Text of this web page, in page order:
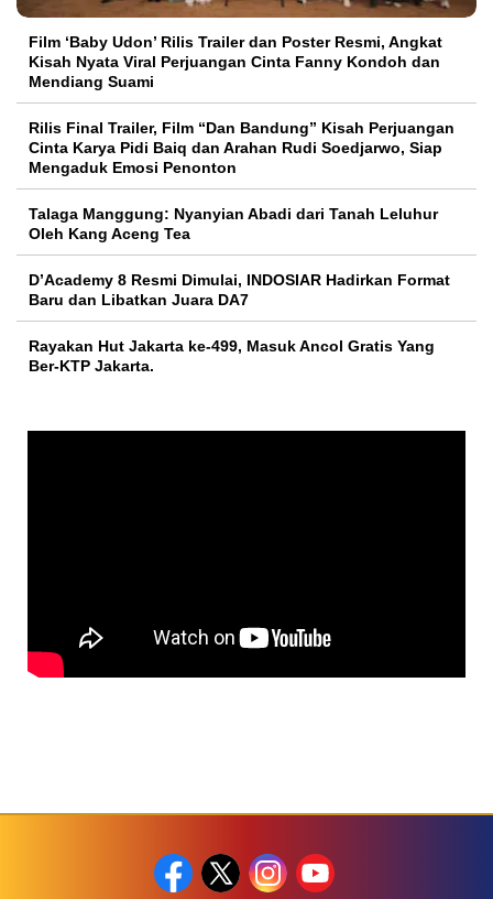
Film ‘Baby Udon’ Rilis Trailer dan Poster Resmi, Angkat
Kisah Nyata Viral Perjuangan Cinta Fanny Kondoh dan
Mendiang Suami
Rilis Final Trailer, Film “Dan Bandung” Kisah Perjuangan
Cinta Karya Pidi Baiq dan Arahan Rudi Soedjarwo, Siap
Mengaduk Emosi Penonton
Talaga Manggung: Nyanyian Abadi dari Tanah Leluhur
Oleh Kang Aceng Tea
D’Academy 8 Resmi Dimulai, INDOSIAR Hadirkan Format
Baru dan Libatkan Juara DA7
Rayakan Hut Jakarta ke-499, Masuk Ancol Gratis Yang
Ber-KTP Jakarta.